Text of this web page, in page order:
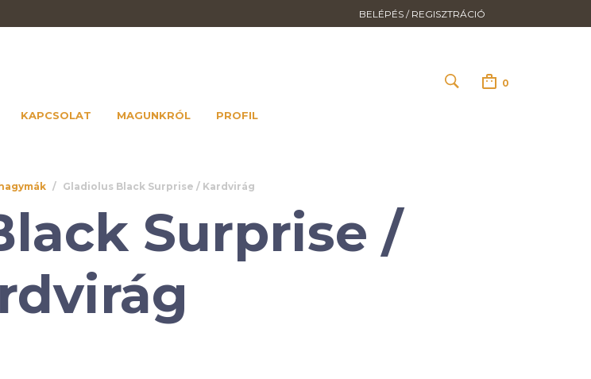
BELÉPÉS / REGISZTRÁCIÓ
KAPCSOLAT MAGUNKRÓL PROFIL
0
/ Gladiolus Black Surprise / Kardvirág
Surprise /